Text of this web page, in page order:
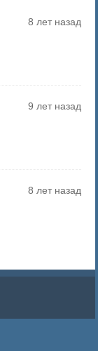
8 лет назад
9 лет назад
8 лет назад